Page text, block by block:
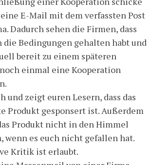
E-Mail mit dem verfassten Post
Dadurch sehen die Firmen, dass
die Bedingungen gehalten habt und
bereit zu einem späteren
einmal eine Kooperation
und zeigt euren Lesern, dass das
Produkt gesponsert ist. Außerdem
Produkt nicht in den Himmel
wenn es euch nicht gefallen hat.
Kritik ist erlaubt.